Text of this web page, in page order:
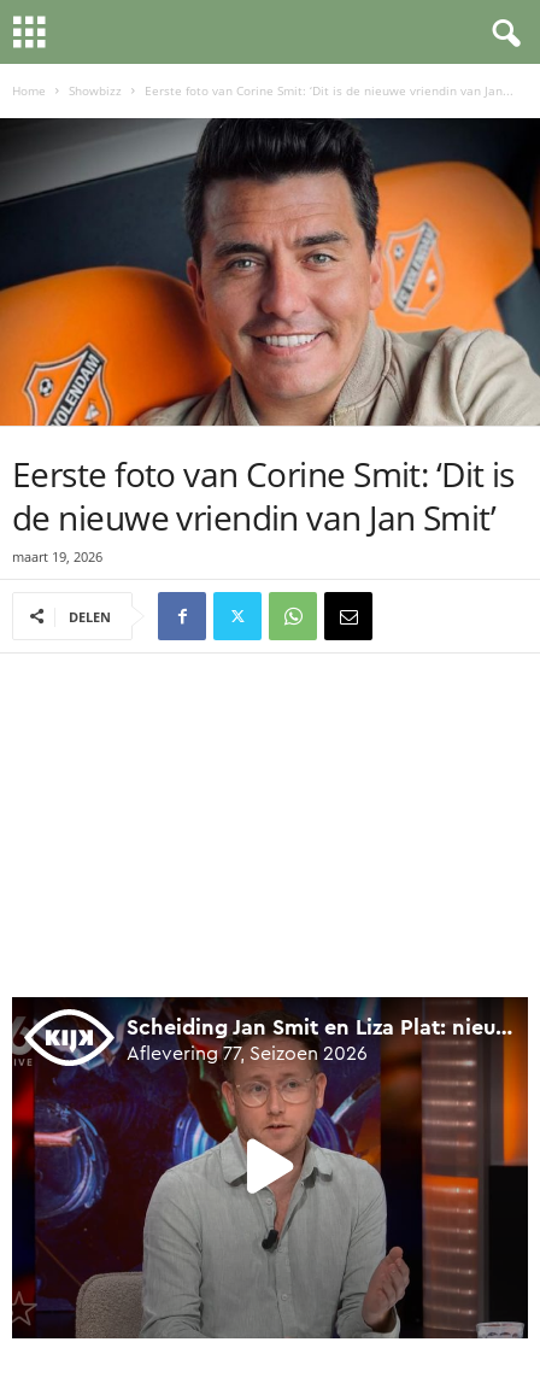
Home Showbizz Eerste foto van Corine Smit: ‘Dit is de nieuwe vriendin van Jan...
Eerste foto van Corine Smit: ‘Dit is
de nieuwe vriendin van Jan Smit’
maart 19, 2026
DELEN